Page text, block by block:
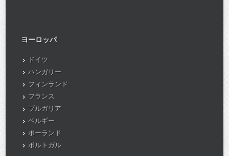
ヨーロッパ
ドイツ
ハンガリー
フィンランド
フランス
ブルガリア
ベルギー
ポーランド
ポルトガル